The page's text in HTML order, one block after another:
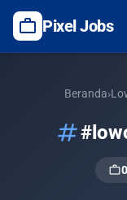
work Pixel Jobs
Beranda›
tag
work